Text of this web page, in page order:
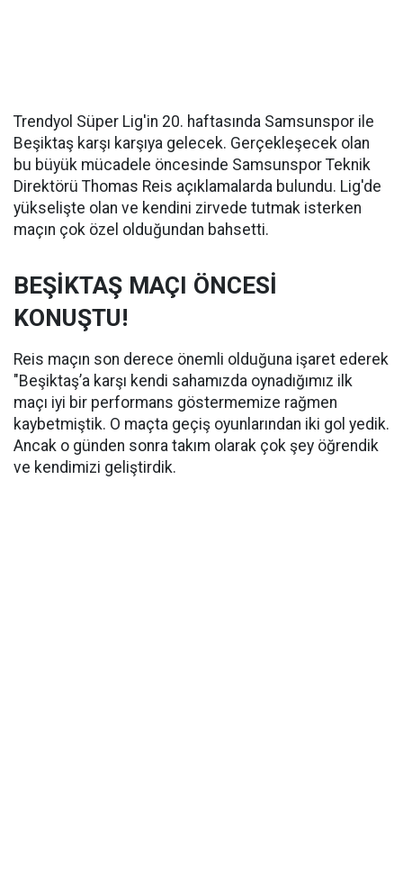
Trendyol Süper Lig'in 20. haftasında Samsunspor ile
Beşiktaş karşı karşıya gelecek. Gerçekleşecek olan
bu büyük mücadele öncesinde Samsunspor Teknik
Direktörü Thomas Reis açıklamalarda bulundu. Lig'de
yükselişte olan ve kendini zirvede tutmak isterken
maçın çok özel olduğundan bahsetti.
BEŞİKTAŞ MAÇI ÖNCESİ
KONUŞTU!
Reis maçın son derece önemli olduğuna işaret ederek
"Beşiktaş’a karşı kendi sahamızda oynadığımız ilk
maçı iyi bir performans göstermemize rağmen
kaybetmiştik. O maçta geçiş oyunlarından iki gol yedik.
Ancak o günden sonra takım olarak çok şey öğrendik
ve kendimizi geliştirdik.